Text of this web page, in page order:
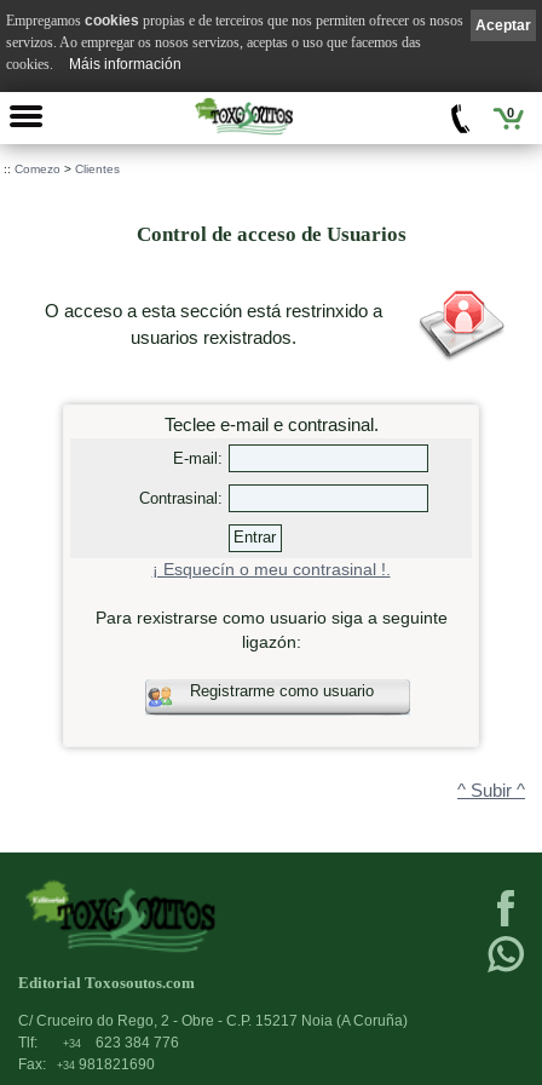
0
:: Comezo > Clientes
Control de acceso de Usuarios
O acceso a esta sección está restrinxido a
usuarios rexistrados.
Teclee e-mail e contrasinal.
E-mail:
Contrasinal:
¡ Esquecín o meu contrasinal !.
Para rexistrarse como usuario siga a seguinte
ligazón:
Registrarme como usuario
^ Subir ^
Editorial Toxosoutos.com
C/ Cruceiro do Rego, 2 - Obre - C.P. 15217 Noia (A Coruña)
Tlf:
+34
623 384 776
Fax:
+34 981821690
Aceptar
Empregamos cookies propias e de terceiros que nos permiten ofrecer os nosos
servizos. Ao empregar os nosos servizos, aceptas o uso que facemos das
cookies.
Máis información